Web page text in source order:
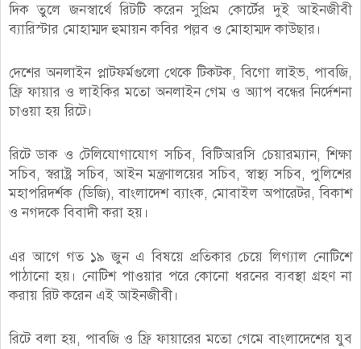
দিক তুলে জনস্বার্থে রিটটি করেন সুপ্রিম কোর্টের দুই আইনজীবী
ব্যারিস্টার মোহাম্মদ হুমায়ন কবির পল্লব ও মোহাম্মদ কাউছার।
দেশের অনলাইন প্লাটফর্মগুলো থেকে টিকটক, বিগো লাইভ, পাবজি,
ফ্রি ফায়ার ও লাইকির মতো অনলাইন গেম ও অ্যাপ বন্ধের নির্দেশনা
চাওয়া হয় রিটে।
রিটে ডাক ও টেলিযোগাযোগ সচিব, বিটিআরসি চেয়ারম্যান, শিক্ষা
সচিব, স্বরাষ্ট্র সচিব, আইন মন্ত্রণালয়ের সচিব, স্বাস্থ্য সচিব, পুলিশের
মহাপরিদর্শক (ডিজি), বাংলাদেশ ব্যাংক, মোবাইল অপারেটর, বিকাশ
ও নগদকে বিবাদী করা হয়।
এর আগে গত ১৯ জুন এ বিষয়ে প্রতিকার চেয়ে লিগ্যাল নোটিশে
পাঠানো হয়। নোটিশ পাওয়ার পরে কোনো ধরনের ব্যবস্থা গ্রহণ না
করায় রিট করেন এই আইনজীবী।
রিটে বলা হয়, পাবজি ও ফ্রি ফায়ারের মতো গেমে বাংলাদেশের যুব